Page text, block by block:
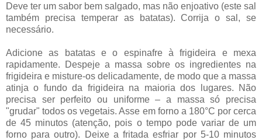
Deve ter um sabor bem salgado, mas não enjoativo (este sal
também precisa temperar as batatas). Corrija o sal, se
necessário.
Adicione as batatas e o espinafre à frigideira e mexa
rapidamente. Despeje a massa sobre os ingredientes na
frigideira e misture-os delicadamente, de modo que a massa
atinja o fundo da frigideira na maioria dos lugares. Não
precisa ser perfeito ou uniforme – a massa só precisa
"grudar" todos os vegetais. Asse em forno a 180°C por cerca
de 45 minutos (atenção, pois o tempo pode variar de um
forno para outro). Deixe a fritada esfriar por 5-10 minutos